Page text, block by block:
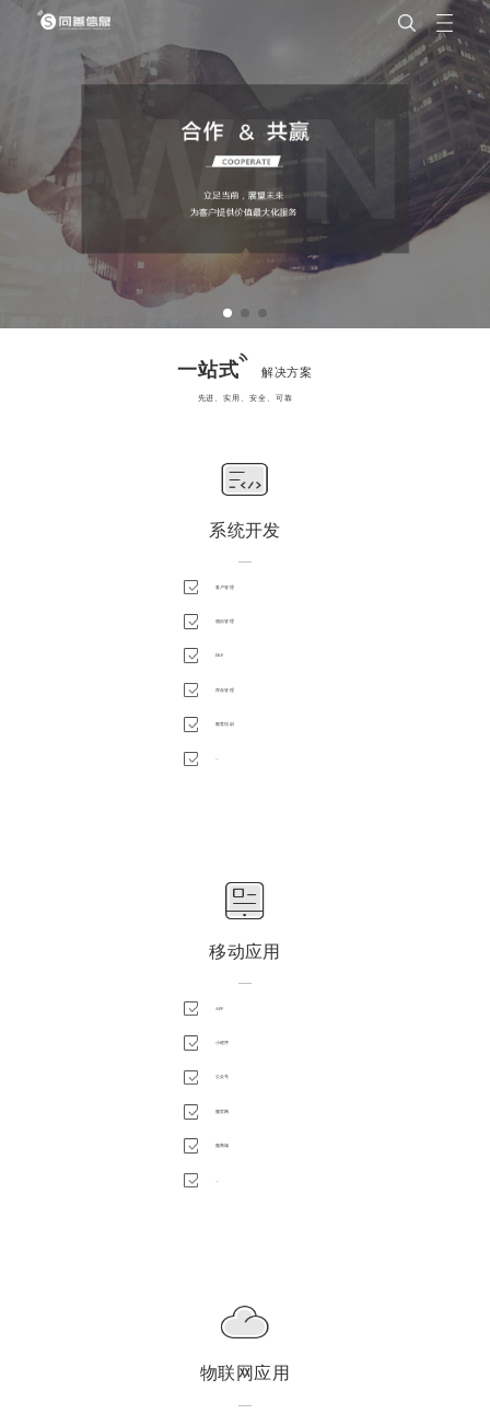
一站式 解决方案
先进、实用、安全、可靠
系统开发
——
客户管理
项目管理
ERP
库存管理
教育培训
...
移动应用
——
APP
小程序
公众号
微官网
微商城
物联网应用
——